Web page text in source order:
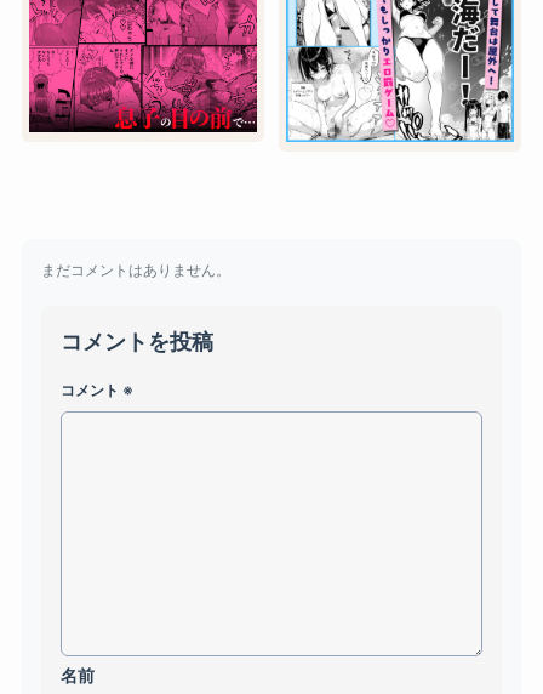
まだコメントはありません。
コメントを投稿
コメント ※
名前